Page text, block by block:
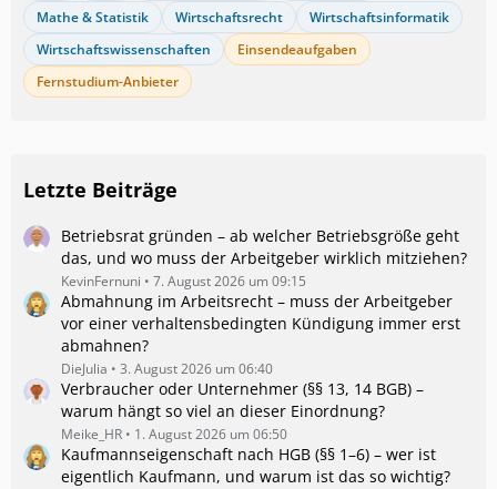
Mathe & Statistik
Wirtschaftsrecht
Wirtschaftsinformatik
Wirtschaftswissenschaften
Einsendeaufgaben
Fernstudium-Anbieter
Letzte Beiträge
Betriebsrat gründen – ab welcher Betriebsgröße geht
das, und wo muss der Arbeitgeber wirklich mitziehen?
KevinFernuni 7. August 2026 um 09:15
Abmahnung im Arbeitsrecht – muss der Arbeitgeber
vor einer verhaltensbedingten Kündigung immer erst
abmahnen?
DieJulia 3. August 2026 um 06:40
Verbraucher oder Unternehmer (§§ 13, 14 BGB) –
warum hängt so viel an dieser Einordnung?
Meike_HR 1. August 2026 um 06:50
Kaufmannseigenschaft nach HGB (§§ 1–6) – wer ist
eigentlich Kaufmann, und warum ist das so wichtig?